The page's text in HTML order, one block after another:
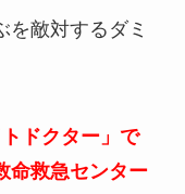
を敵対するダミ
ドクター」で
命救急センター